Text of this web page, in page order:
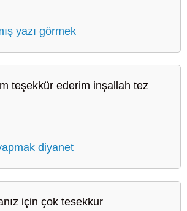
yazı görmek
teşekkür ederim inşallah tez
diyanet
için çok tesekkur